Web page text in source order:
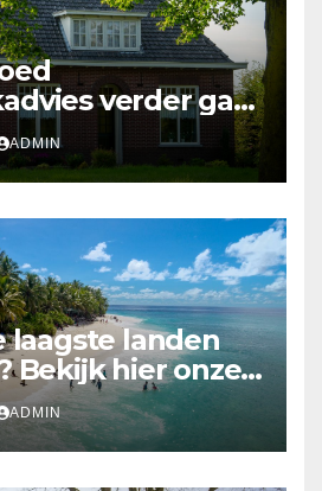
verder gaat
ADMIN
laagste landen
Bekijk hier onze
ADMIN